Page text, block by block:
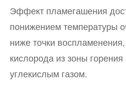
Эффект пламегашения
понижением температуры
ниже точки
кислорода из зоны
углекислым газом.